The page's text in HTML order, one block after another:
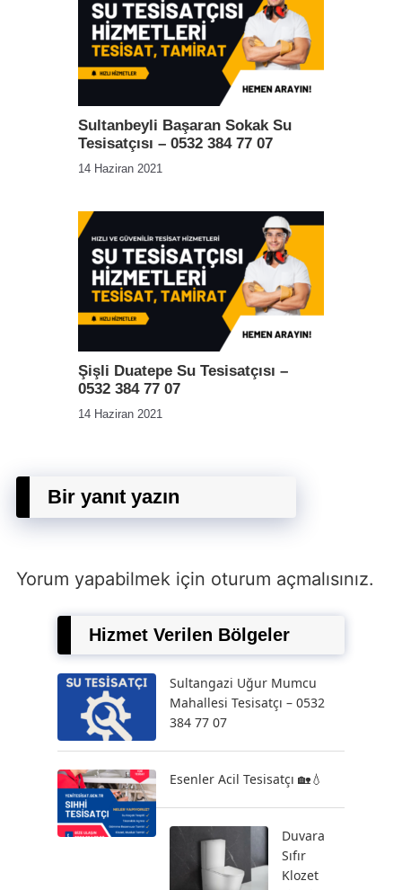
Sultanbeyli Başaran Sokak Su
Tesisatçısı – 0532 384 77 07
14 Haziran 2021
Şişli Duatepe Su Tesisatçısı –
0532 384 77 07
14 Haziran 2021
Bir yanıt yazın
Yorum yapabilmek için oturum açmalısınız.
Hizmet Verilen Bölgeler
Sultangazi Uğur Mumcu
Mahallesi Tesisatçı – 0532
384 77 07
Esenler Acil Tesisatçı 🏡💧
Duvara
Sıfır
Klozet